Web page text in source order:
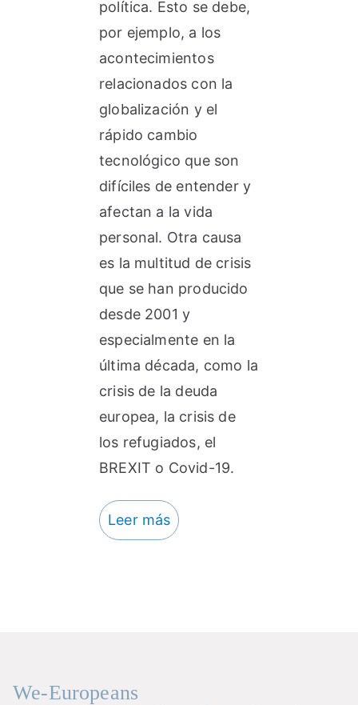
política. Esto se debe,
por ejemplo, a los
acontecimientos
relacionados con la
globalización y el
rápido cambio
tecnológico que son
difíciles de entender y
afectan a la vida
personal. Otra causa
es la multitud de crisis
que se han producido
desde 2001 y
especialmente en la
última década, como la
crisis de la deuda
europea, la crisis de
los refugiados, el
BREXIT o Covid-19.
Leer más
We-Europeans